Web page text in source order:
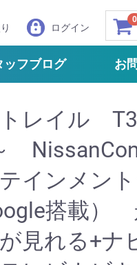
ログイン
0
ッフブログ お
トレイル
インメン
搭載）
見れる+ナ